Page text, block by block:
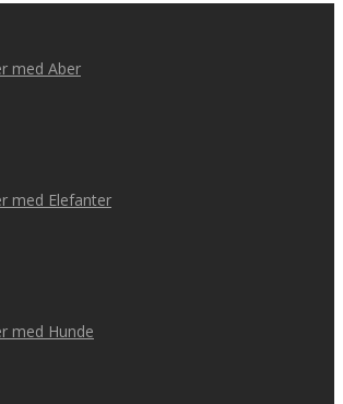
med Aber
med Elefanter
med Hunde